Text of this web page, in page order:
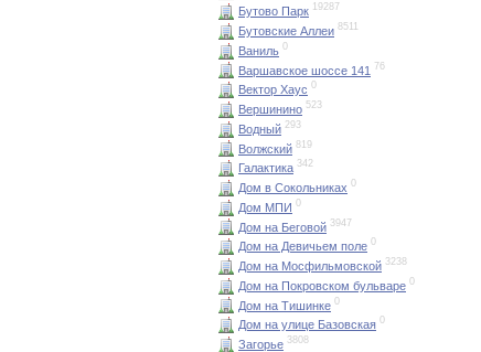
Бутово Парк 19287
Бутовские Аллеи 8511
Ваниль 0
Варшавское шоссе 141 76
Вектор Хаус 0
Вершинино 523
Водный 293
Волжский 819
Галактика 342
Дом в Сокольниках 0
Дом МПИ 0
Дом на Беговой 3947
Дом на Девичьем поле 0
Дом на Мосфильмовской 3238
Дом на Покровском бульваре 0
Дом на Тишинке 0
Дом на улице Базовская 0
Загорье 3808